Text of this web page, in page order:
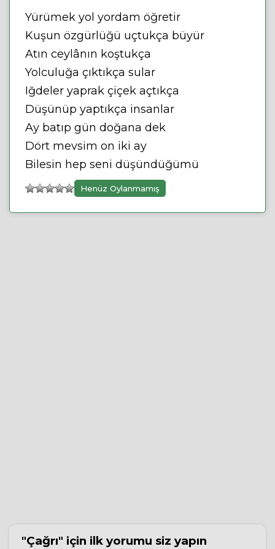
Yürümek yol yordam öğretir
Kuşun özgürlüğü uçtukça büyür
Atın ceylânın koştukça
Yolculuğa çıktıkça sular
Iğdeler yaprak çiçek açtıkça
Düşünüp yaptıkça insanlar
Ay batıp gün doğana dek
Dört mevsim on iki ay
Bilesin hep seni düşündüğümü
Henüz Oylanmamış
"Çağrı" için ilk yorumu siz yapın